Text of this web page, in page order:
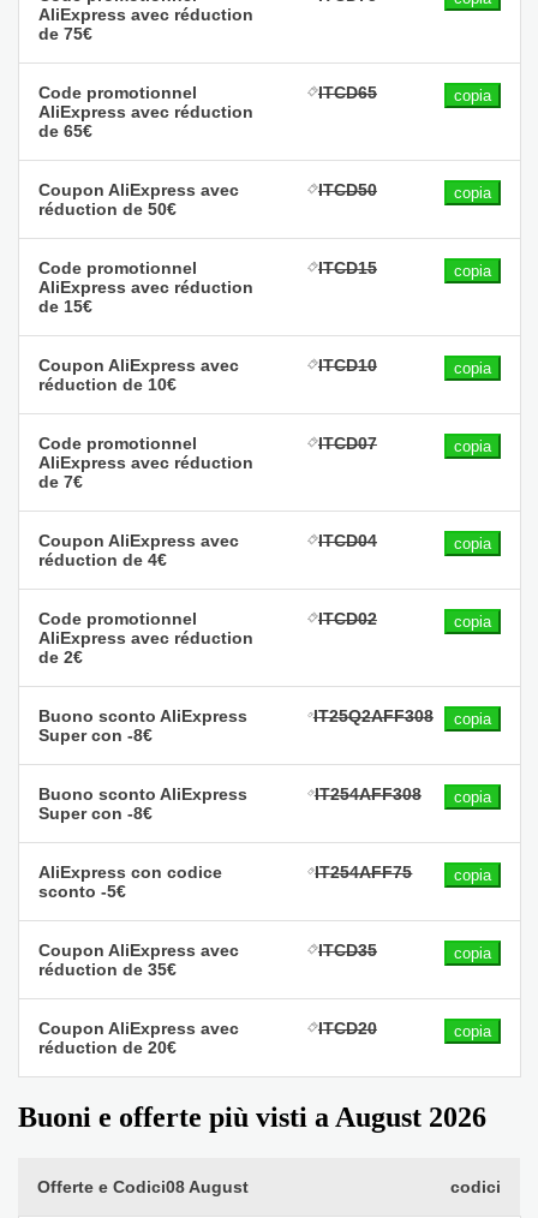
AliExpress avec réduction
de 75€
Code promotionnel
AliExpress avec réduction
de 65€
ITCD65 copia
Coupon AliExpress avec
réduction de 50€
ITCD50 copia
Code promotionnel
AliExpress avec réduction
de 15€
ITCD15 copia
Coupon AliExpress avec
réduction de 10€
ITCD10 copia
Code promotionnel
AliExpress avec réduction
de 7€
ITCD07 copia
Coupon AliExpress avec
réduction de 4€
ITCD04 copia
Code promotionnel
AliExpress avec réduction
de 2€
ITCD02 copia
Buono sconto AliExpress
Super con -8€
IT25Q2AFF308 copia
Buono sconto AliExpress
Super con -8€
IT254AFF308 copia
AliExpress con codice
sconto -5€
IT254AFF75 copia
Coupon AliExpress avec
réduction de 35€
ITCD35 copia
Coupon AliExpress avec
réduction de 20€
ITCD20 copia
Buoni e offerte più visti a August 2026
Offerte e Codici08 August codici